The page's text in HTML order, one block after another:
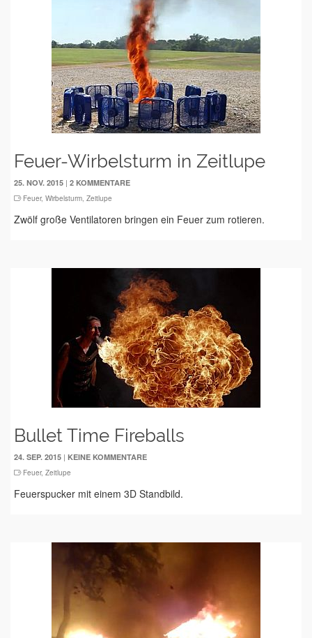
Feuer-Wirbelsturm in Zeitlupe
25. NOV. 2015 | 2 KOMMENTARE
Feuer, Wirbelsturm, Zeitlupe
Zwölf große Ventilatoren bringen ein Feuer zum rotieren.
Bullet Time Fireballs
24. SEP. 2015 | KEINE KOMMENTARE
Feuer, Zeitlupe
Feuerspucker mit einem 3D Standbild.